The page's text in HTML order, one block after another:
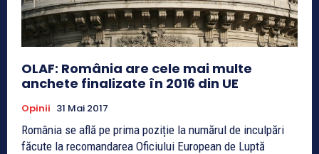
OLAF: România are cele mai multe
anchete finalizate în 2016 din UE
Opinii 31 Mai 2017
România se află pe prima poziție la numărul de inculpări
făcute la recomandarea Oficiului European de Luptă